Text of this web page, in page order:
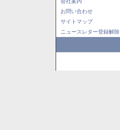
お問い合わせ
サイトマップ
ニュースレター登録解除